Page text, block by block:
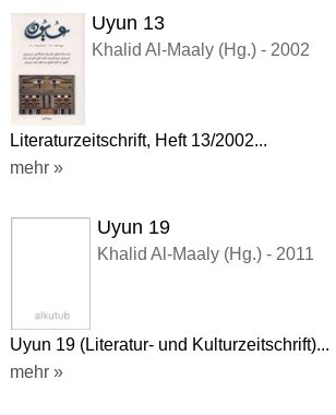
Uyun 13
Khalid Al-Maaly (Hg.) - 2002
Literaturzeitschrift, Heft 13/2002...
mehr »
Uyun 19
Khalid Al-Maaly (Hg.) - 2011
Uyun 19 (Literatur- und Kulturzeitschrift)...
mehr »